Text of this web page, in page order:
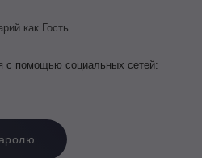
как Гость.
с помощью социальных сетей: